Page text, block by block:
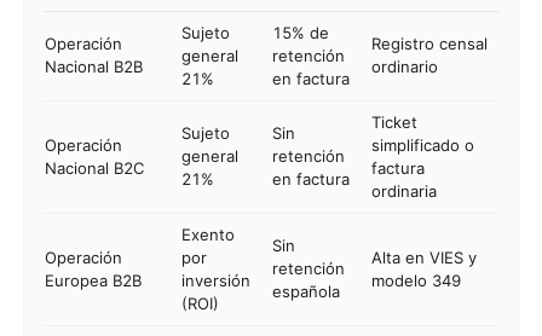
Operación
Nacional B2B
Sujeto
general
21%
15% de
retención
en factura
Registro censal
ordinario
Operación
Nacional B2C
Sujeto
general
21%
Sin
retención
en factura
Ticket
simplificado o
factura
ordinaria
Operación
Europea B2B
Exento
por
inversión
(ROI)
Sin
retención
española
Alta en VIES y
modelo 349